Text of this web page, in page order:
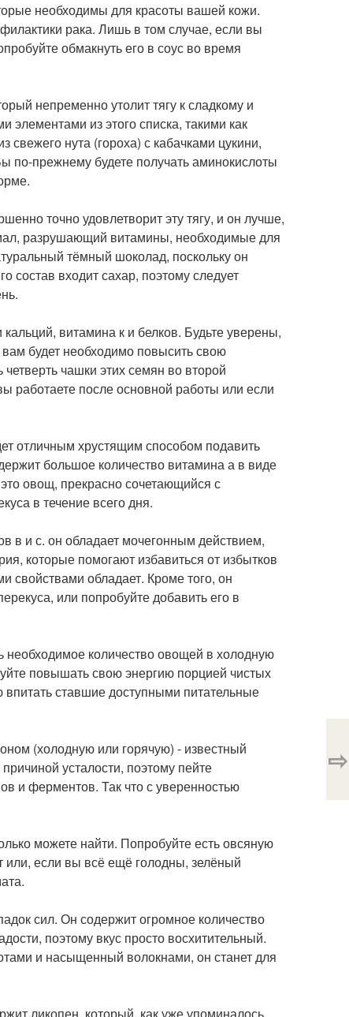
необходимы для красоты вашей кожи.
рака. Лишь в том случае, если вы
обмакнуть его в соус во время
непременно утолит тягу к сладкому и
элементами из этого списка, такими как
свежего нута (гороха) с кабачками цукини,
по-прежнему будете получать аминокислоты
точно удовлетворит эту тягу, и он лучше,
разрушающий витамины, необходимые для
тёмный шоколад, поскольку он
состав входит сахар, поэтому следует
витамина к и белков. Будьте уверены,
будет необходимо повысить свою
чашки этих семян во второй
работаете после основной работы или если
отличным хрустящим способом подавить
большое количество витамина а в виде
овощ, прекрасно сочетающийся с
в течение всего дня.
в и с. он обладает мочегонным действием,
которые помогают избавиться от избытков
свойствами обладает. Кроме того, он
или попробуйте добавить его в
необходимое количество овощей в холодную
повышать свою энергию порцией чистых
ставшие доступными питательные
(холодную или горячую) - известный
усталости, поэтому пейте
и ферментов. Так что с уверенностью
можете найти. Попробуйте есть овсяную
или, если вы всё ещё голодны, зелёный
сил. Он содержит огромное количество
поэтому вкус просто восхитительный.
и насыщенный волокнами, он станет для
⇨